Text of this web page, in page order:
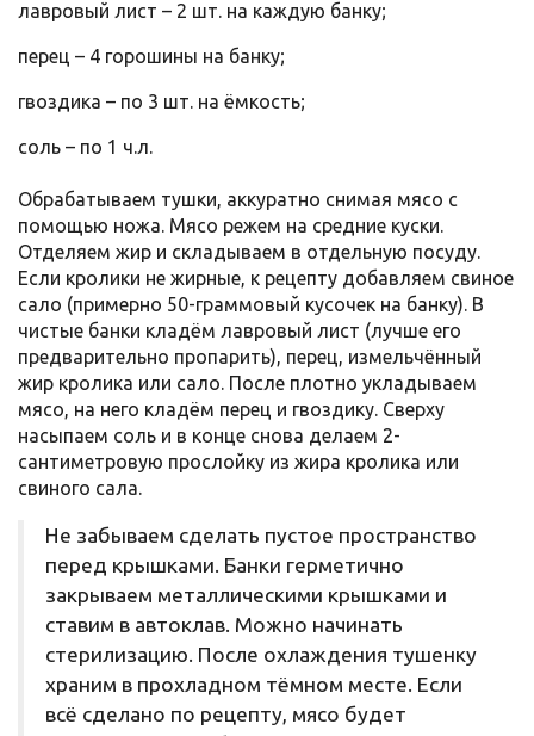
лавровый лист – 2 шт. на каждую банку;
перец – 4 горошины на банку;
гвоздика – по 3 шт. на ёмкость;
соль – по 1 ч.л.
Обрабатываем тушки, аккуратно снимая мясо с
помощью ножа. Мясо режем на средние куски.
Отделяем жир и складываем в отдельную посуду.
Если кролики не жирные, к рецепту добавляем свиное
сало (примерно 50-граммовый кусочек на банку). В
чистые банки кладём лавровый лист (лучше его
предварительно пропарить), перец, измельчённый
жир кролика или сало. После плотно укладываем
мясо, на него кладём перец и гвоздику. Сверху
насыпаем соль и в конце снова делаем 2-
сантиметровую прослойку из жира кролика или
свиного сала.
Не забываем сделать пустое пространство
перед крышками. Банки герметично
закрываем металлическими крышками и
ставим в автоклав. Можно начинать
стерилизацию. После охлаждения тушенку
храним в прохладном тёмном месте. Если
всё сделано по рецепту, мясо будет